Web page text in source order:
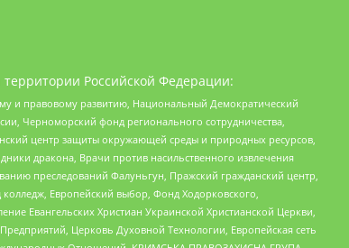
Российской Федерации:
и правовому развитию, Национальный Демократический
Черноморский фонд регионального сотрудничества,
центр защиты окружающей среды и природных ресурсов,
дракона, Врачи против насильственного извлечения
преследований Фалуньгун, Пражский гражданский центр,
Европейский выбор, Фонд Ходорковского,
Евангельских Христиан Украинской Христианской Церкви,
Церковь Духовной Технологии, Европейская сеть